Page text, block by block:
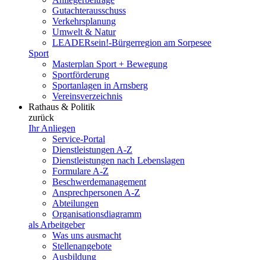
Gutachterausschuss
Verkehrsplanung
Umwelt & Natur
LEADERsein!-Bürgerregion am Sorpesee
Sport
Masterplan Sport + Bewegung
Sportförderung
Sportanlagen in Arnsberg
Vereinsverzeichnis
Rathaus & Politik
zurück
Ihr Anliegen
Service-Portal
Dienstleistungen A-Z
Dienstleistungen nach Lebenslagen
Formulare A-Z
Beschwerdemanagement
Ansprechpersonen A-Z
Abteilungen
Organisationsdiagramm
als Arbeitgeber
Was uns ausmacht
Stellenangebote
Ausbildung